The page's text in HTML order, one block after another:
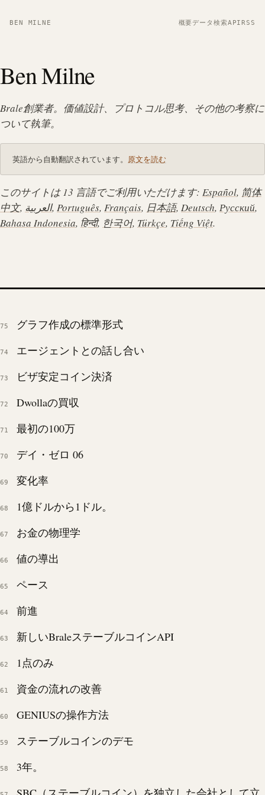
BEN MILNE 概要データ 検索APIRSS
Ben Milne
Brale創業者。価値設計、プロトコル思考、その他の考察に
ついて執筆。
英語から自動翻訳されています。 原文を読む
このサイトは 13 言語でご利用いただけます: Español, 简体
中文, العربية, Português, Français, 日本語, Deutsch, Русский,
Bahasa Indonesia, हिन्दी, 한국어, Türkçe, Tiếng Việt.
75 グラフ作成の標準形式
74 エージェントとの話し合い
73 ビザ安定コイン決済
72 Dwollaの買収
71 最初の100万
70 デイ・ゼロ 06
69 変化率
68 1億ドルから1ドル。
67 お金の物理学
66 値の導出
65 ペース
64 前進
63 新しいBraleステーブルコインAPI
62 1点のみ
61 資金の流れの改善
60 GENIUSの操作方法
59 ステーブルコインのデモ
58 3年。